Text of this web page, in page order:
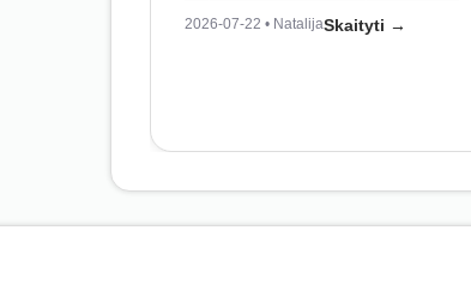
2026-07-22 • NatalijaSkaityti →